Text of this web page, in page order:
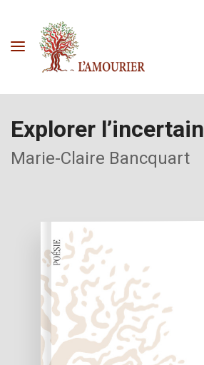
Explorer l’incertain
Marie-Claire Bancquart